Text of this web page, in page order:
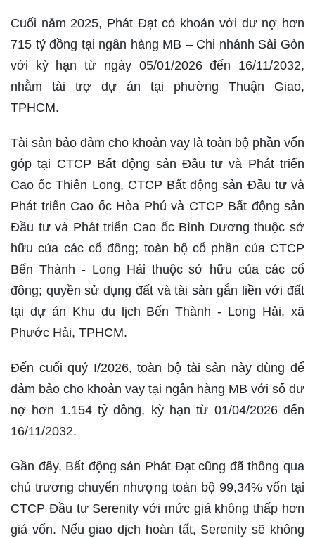
Cuối năm 2025, Phát Đạt có khoản với dư nợ hơn
715 tỷ đồng tại ngân hàng MB – Chi nhánh Sài Gòn
với kỳ hạn từ ngày 05/01/2026 đến 16/11/2032,
nhằm tài trợ dự án tại phường Thuận Giao,
TPHCM.
Tài sản bảo đảm cho khoản vay là toàn bộ phần vốn
góp tại CTCP Bất động sản Đầu tư và Phát triển
Cao ốc Thiên Long, CTCP Bất động sản Đầu tư và
Phát triển Cao ốc Hòa Phú và CTCP Bất động sản
Đầu tư và Phát triển Cao ốc Bình Dương thuộc sở
hữu của các cổ đông; toàn bộ cổ phần của CTCP
Bến Thành - Long Hải thuộc sở hữu của các cổ
đông; quyền sử dụng đất và tài sản gắn liền với đất
tại dự án Khu du lịch Bến Thành - Long Hải, xã
Phước Hải, TPHCM.
Đến cuối quý I/2026, toàn bộ tài sản này dùng để
đảm bảo cho khoản vay tại ngân hàng MB với số dư
nợ hơn 1.154 tỷ đồng, kỳ hạn từ 01/04/2026 đến
16/11/2032.
Gần đây, Bất động sản Phát Đạt cũng đã thông qua
chủ trương chuyển nhượng toàn bộ 99,34% vốn tại
CTCP Đầu tư Serenity với mức giá không thấp hơn
giá vốn. Nếu giao dịch hoàn tất, Serenity sẽ không